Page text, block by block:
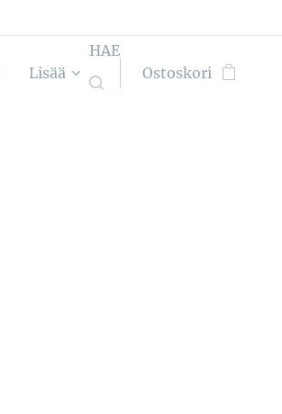
Lisää
HAE
Ostoskori